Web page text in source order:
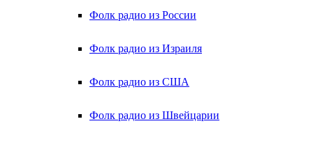
Фолк радио из России
Фолк радио из Израиля
Фолк радио из США
Фолк радио из Швейцарии